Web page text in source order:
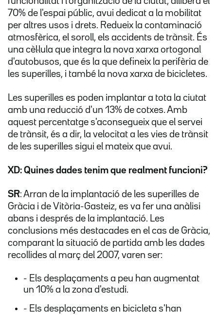
70% de l'espai públic, avui dedicat a la mobilitat
per altres usos i drets. Redueix la contaminació
atmosfèrica, el soroll, els accidents de trànsit. És
una cèl·lula que integra la nova xarxa ortogonal
d'autobusos, que és la que defineix la perifèria de
les superilles, i també la nova xarxa de bicicletes.
Les superilles es poden implantar a tota la ciutat
amb una reducció d'un 13% de cotxes. Amb
aquest percentatge s'aconsegueix que el servei
de trànsit, és a dir, la velocitat a les vies de trànsit
de les superilles sigui el mateix que avui.
XD: Quines dades tenim que realment funcioni?
SR: Arran de la implantació de les superilles de
Gràcia i de Vitòria-Gasteiz, es va fer una anàlisi
abans i després de la implantació. Les
conclusions més destacades en el cas de Gràcia,
comparant la situació de partida amb les dades
recollides al març del 2007, varen ser:
- Els desplaçaments a peu han augmentat
un 10% a la zona d'estudi.
- Els desplaçaments en bicicleta s'han